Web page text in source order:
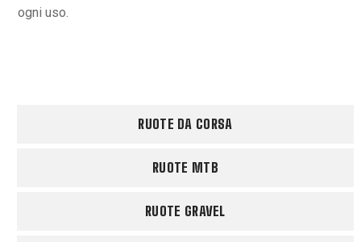
ogni uso.
RUOTE DA CORSA
RUOTE MTB
RUOTE GRAVEL